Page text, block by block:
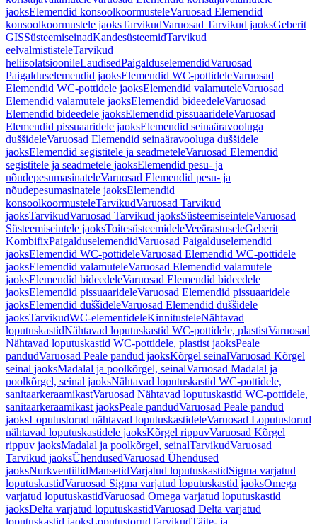
jaoksElemendid konsoolkoormusteleVaruosad Elemendid
konsoolkoormustele jaoksTarvikudVaruosad Tarvikud jaoksGeberit
GISSüsteemiseinadKandesüsteemidTarvikud
eelvalmististeleTarvikud
heliisolatsioonileLaudisedPaigalduselemendidVaruosad
Paigalduselemendid jaoksElemendid WC-pottideleVaruosad
Elemendid WC-pottidele jaoksElemendid valamuteleVaruosad
Elemendid valamutele jaoksElemendid bideedeleVaruosad
Elemendid bideedele jaoksElemendid pissuaarideleVaruosad
Elemendid pissuaaridele jaoksElemendid seinaäravooluga
duššideleVaruosad Elemendid seinaäravooluga duššidele
jaoksElemendid segistitele ja seadmeteleVaruosad Elemendid
segistitele ja seadmetele jaoksElemendid pesu- ja
nõudepesumasinateleVaruosad Elemendid pesu- ja
nõudepesumasinatele jaoksElemendid
konsoolkoormusteleTarvikudVaruosad Tarvikud
jaoksTarvikudVaruosad Tarvikud jaoksSüsteemiseinteleVaruosad
Süsteemiseintele jaoksToitesüsteemideleVeeärastuseleGeberit
KombifixPaigalduselemendidVaruosad Paigalduselemendid
jaoksElemendid WC-pottideleVaruosad Elemendid WC-pottidele
jaoksElemendid valamuteleVaruosad Elemendid valamutele
jaoksElemendid bideedeleVaruosad Elemendid bideedele
jaoksElemendid pissuaarideleVaruosad Elemendid pissuaaridele
jaoksElemendid duššideleVaruosad Elemendid duššidele
jaoksTarvikudWC-elementideleKinnitusteleNähtavad
loputuskastidNähtavad loputuskastid WC-pottidele, plastistVaruosad
Nähtavad loputuskastid WC-pottidele, plastist jaoksPeale
pandudVaruosad Peale pandud jaoksKõrgel seinalVaruosad Kõrgel
seinal jaoksMadalal ja poolkõrgel, seinalVaruosad Madalal ja
poolkõrgel, seinal jaoksNähtavad loputuskastid WC-pottidele,
sanitaarkeraamikastVaruosad Nähtavad loputuskastid WC-pottidele,
sanitaarkeraamikast jaoksPeale pandudVaruosad Peale pandud
jaoksLoputustorud nähtavad loputuskastideleVaruosad Loputustorud
nähtavad loputuskastidele jaoksKõrgel rippuvVaruosad Kõrgel
rippuv jaoksMadalal ja poolkõrgel, seinalTarvikudVaruosad
Tarvikud jaoksÜhendusedVaruosad Ühendused
jaoksNurkventiilidMansetidVarjatud loputuskastidSigma varjatud
loputuskastidVaruosad Sigma varjatud loputuskastid jaoksOmega
varjatud loputuskastidVaruosad Omega varjatud loputuskastid
jaoksDelta varjatud loputuskastidVaruosad Delta varjatud
loputuskastid jaoksLoputustorudTarvikudTäite- ja